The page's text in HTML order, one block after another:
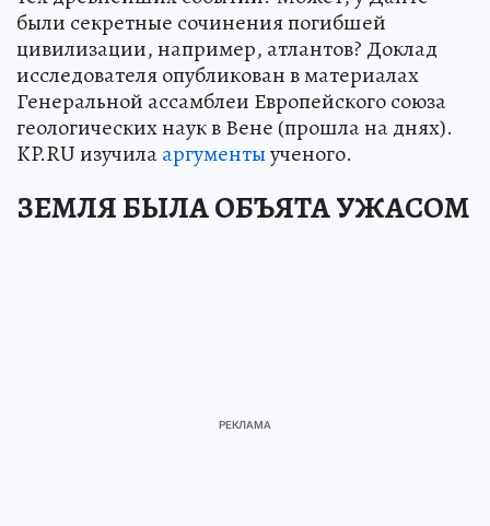
были секретные сочинения погибшей
цивилизации, например, атлантов? Доклад
исследователя опубликован в материалах
Генеральной ассамблеи Европейского союза
геологических наук в Вене (прошла на днях).
KP.RU изучилааргументыученого.
ЗЕМЛЯ БЫЛА ОБЪЯТА УЖАСОМ